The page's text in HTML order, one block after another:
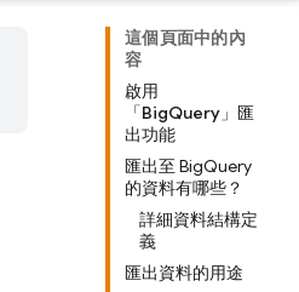
這個頁面中的內
容
啟用
「BigQuery」匯
出功能
匯出至 BigQuery
的資料有哪些？
詳細資料結構定
義
匯出資料的用途